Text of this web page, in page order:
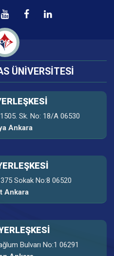
ÜNİVERSİTESİ
Sk. No: 18/A 06530
Ankara
Sokak No:8 06520
Ankara
Bulvarı No:1 06291